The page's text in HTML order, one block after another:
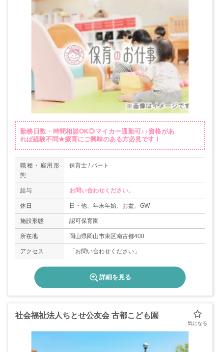
勤務日数・時間相談OK◎マイカー通勤可♪♪資格があ
れば経験不問★療育にご興味のある方必見です！
職種・雇用形
態
保育士 / パート
給与 お問い合わせください。
休日 日・他、年末年始、お盆、GW
施設形態 認可保育園
所在地 岡山県岡山市東区南古都400
アクセス 「お問い合わせください」
詳細を見る
社会福祉法人ちとせ公友会 古都こども園